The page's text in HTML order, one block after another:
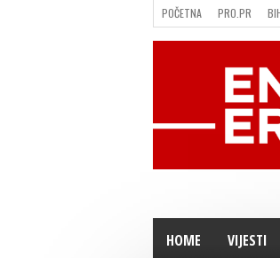
POČETNA PRO.PR
FILMING LOCATION IN BH
HOME VIJESTI